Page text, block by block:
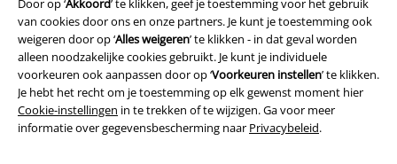
Door op ‘Akkoord’ te klikken, geef je toestemming voor het gebruik
van cookies door ons en onze partners. Je kunt je toestemming ook
weigeren door op ‘Alles weigeren’ te klikken - in dat geval worden
alleen noodzakelijke cookies gebruikt. Je kunt je individuele
voorkeuren ook aanpassen door op ‘Voorkeuren instellen’ te klikken.
Je hebt het recht om je toestemming op elk gewenst moment hier
Cookie-instellingen in te trekken of te wijzigen. Ga voor meer
informatie over gegevensbescherming naar Privacybeleid.
Privacyverklaring
Verklaring van conformiteit
Informatie over toegankelijkheid